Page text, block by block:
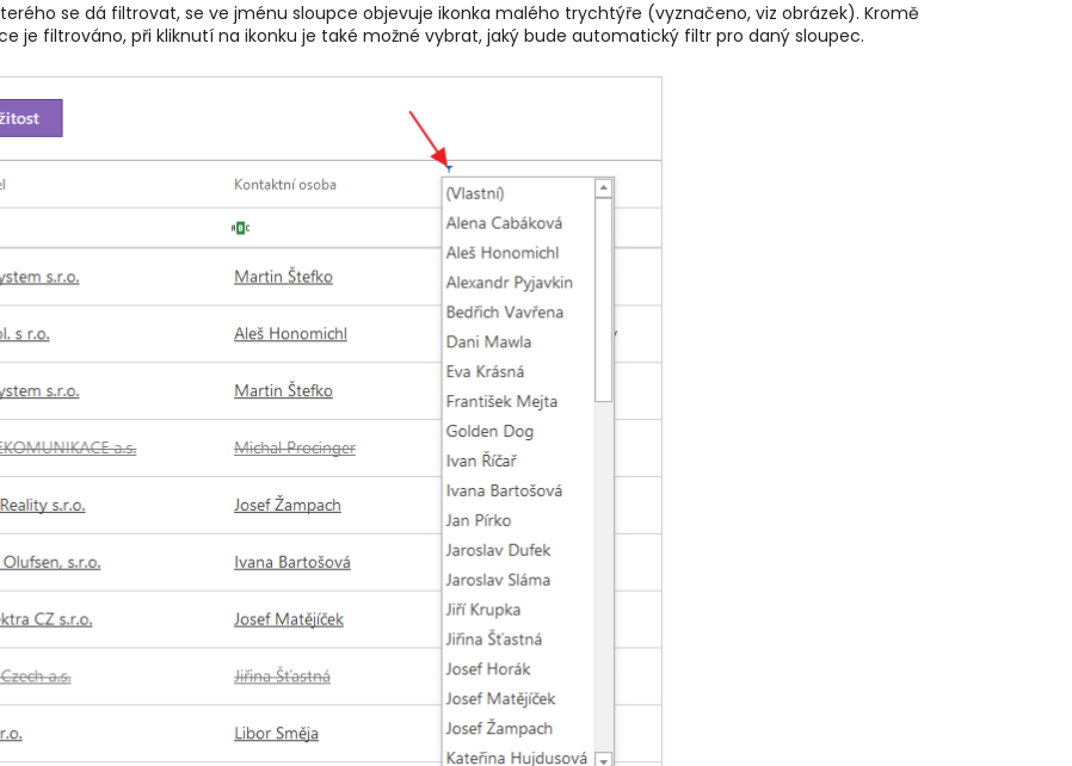
se dá filtrovat, se ve jménu sloupce objevuje ikonka malého trychtýře (vyznačeno, viz obrázek). Kromě
je filtrováno, při kliknutí na ikonku je také možné vybrat, jaký bude automatický filtr pro daný sloupec.